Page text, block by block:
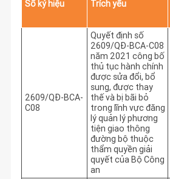
Số ký hiệu Trích yếu
2609/QĐ-BCA-
C08
Quyết định số
2609/QĐ-BCA-C08
năm 2021 công bố
thủ tục hành chính
được sửa đổi, bổ
sung, được thay
thế và bị bãi bỏ
trong lĩnh vực đăng
lý quản lý phương
tiện giao thông
đường bộ thuộc
thẩm quyền giải
quyết của Bộ Công
an